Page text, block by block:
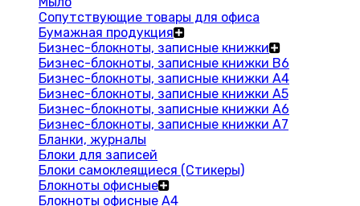
Сопутствующие товары для офиса
Бумажная продукция
Бизнес-блокноты, записные книжки
Бизнес-блокноты, записные книжки В6
Бизнес-блокноты, записные книжки A4
Бизнес-блокноты, записные книжки А5
Бизнес-блокноты, записные книжки А6
Бизнес-блокноты, записные книжки А7
Бланки, журналы
Блоки для записей
Блоки самоклеящиеся (Стикеры)
Блокноты офисные
Блокноты офисные A4